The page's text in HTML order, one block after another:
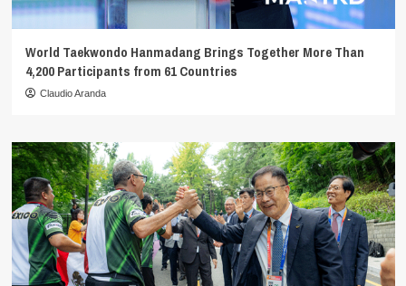
World Taekwondo Hanmadang Brings Together More Than
4,200 Participants from 61 Countries
Claudio Aranda